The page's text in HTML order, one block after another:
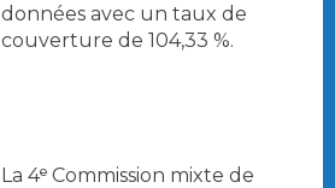
données avec un taux de
couverture de 104,33 %.
La 4ᵉ Commission mixte de